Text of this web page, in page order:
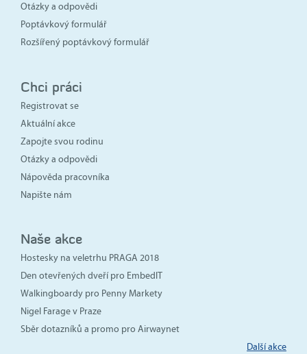
Otázky a odpovědi
Poptávkový formulář
Rozšířený poptávkový formulář
Chci práci
Registrovat se
Aktuální akce
Zapojte svou rodinu
Otázky a odpovědi
Nápověda pracovníka
Napište nám
Naše akce
Hostesky na veletrhu PRAGA 2018
Den otevřených dveří pro EmbedIT
Walkingboardy pro Penny Markety
Nigel Farage v Praze
Sběr dotazníků a promo pro Airwaynet
Další akce